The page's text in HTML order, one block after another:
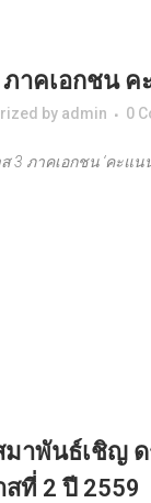
ภาคเอกชน
by admin 0
3 ภาคเอกชน ‘คะแน
าพันธ์เชิญ ด
ที่ 2 ปี 2559